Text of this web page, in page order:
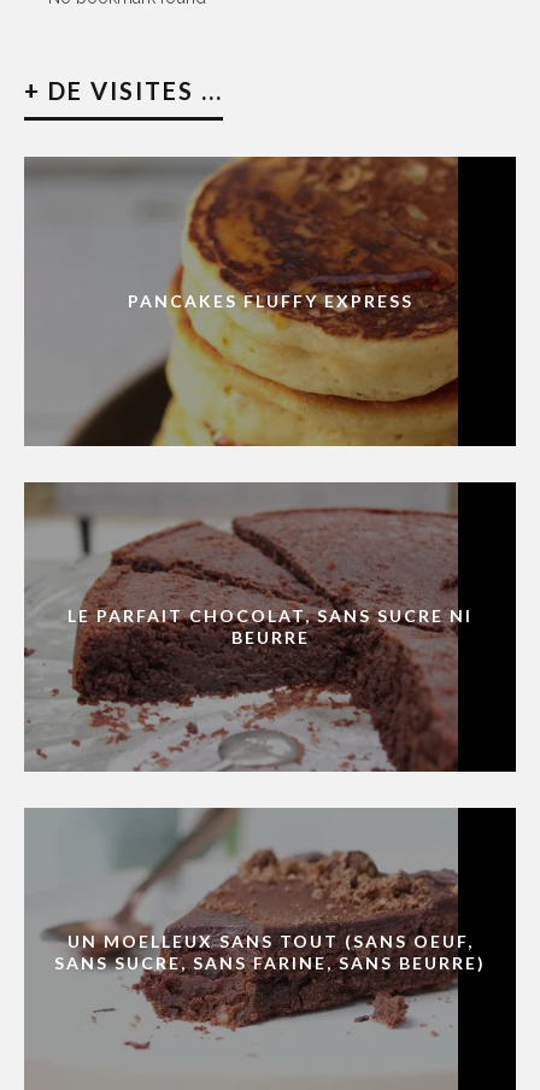
+ DE VISITES ...
PANCAKES FLUFFY EXPRESS
LE PARFAIT CHOCOLAT, SANS SUCRE NI
BEURRE
UN MOELLEUX SANS TOUT (SANS OEUF,
SANS SUCRE, SANS FARINE, SANS BEURRE)